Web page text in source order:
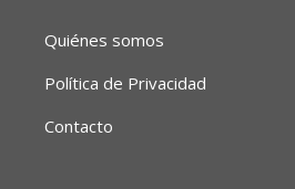
Quiénes somos
Política de Privacidad
Contacto